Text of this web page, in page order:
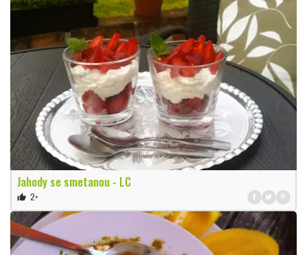
Jahody se smetanou - LC
thumb_up 2×